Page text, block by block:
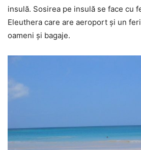
insulă. Sosirea pe insulă se face cu
Eleuthera care are aeroport și un
oameni și bagaje.